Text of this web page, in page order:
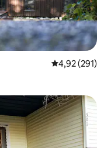
4,92 (291)